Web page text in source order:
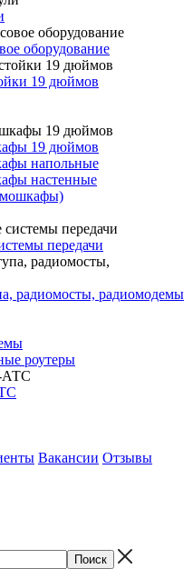
оборудование
19 дюймов
19 дюймов
напольные
настенные
передачи
радиомосты, радиомодемы
роутеры
Вакансии Отзывы